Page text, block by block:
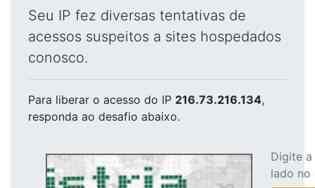
Seu IP fez diversas tentativas de
acessos suspeitos a sites hospedados
conosco.
Para liberar o acesso do IP 216.73.216.134,
responda ao desafio abaixo.
Digite
lado no